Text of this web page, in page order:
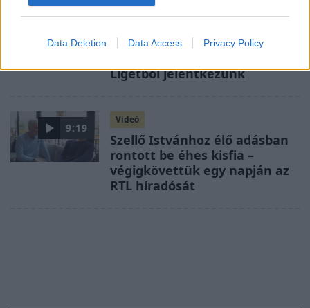
Data Deletion Data Access Privacy Policy
Videó: elbúcsúzott az eddigi
Ligetből jelentkezünk
9:19
Videó
Szellő Istvánhoz élő adásban
rontott be éhes kisfia –
végigkövettük egy napján az
RTL híradósát